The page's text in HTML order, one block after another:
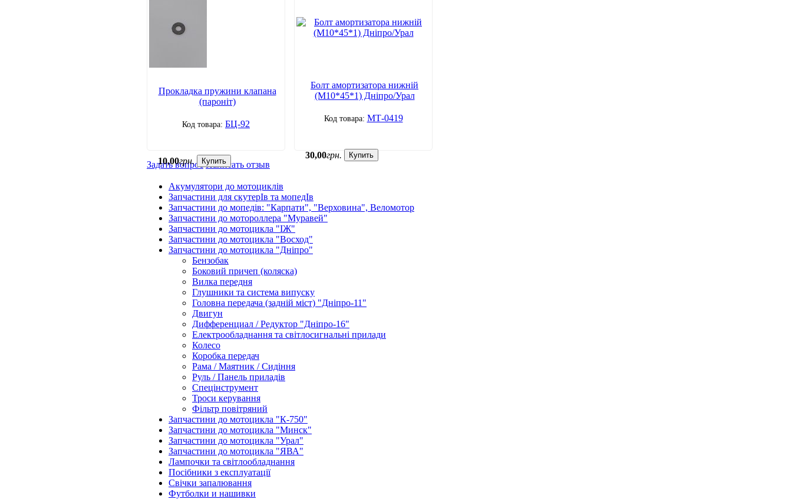
Прокладка пружини клапана
(пароніт)
БЦ-92
10,00грн. Купить
Болт амортизатора нижній
(М10*45*1) Дніпро/Урал
МТ-0419
30,00грн. Купить
Задать вопрос Написать отзыв
Акумулятори до мотоциклів
Запчастини для скутерІв та мопедІв
Запчастини до мопедів: "Карпати", "Верховина", Веломотор
Запчастини до мотороллера "Муравей"
Запчастини до мотоцикла "ІЖ"
Запчастини до мотоцикла "Восход"
Запчастини до мотоцикла "Дніпро"
Бензобак
Боковий причеп (коляска)
Вилка передня
Глушники та система випуску
Головна передача (задній міст) "Дніпро-11"
Двигун
Дифференциал / Редуктор "Дніпро-16"
Електрообладнання та світлосигнальні прилади
Колесо
Коробка передач
Рама / Маятник / Сидіння
Руль / Панель приладів
Спецінструмент
Троси керування
Фільтр повітряний
Запчастини до мотоцикла "К-750"
Запчастини до мотоцикла "Минск"
Запчастини до мотоцикла "Урал"
Запчастини до мотоцикла "ЯВА"
Лампочки та світлообладнання
Посібники з експлуатації
Свічки запалювання
Футболки и нашивки